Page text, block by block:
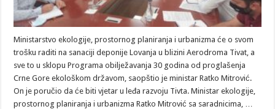
Ministarstvo ekologije, prostornog planiranja i urbanizma će o svom
trošku raditi na sanaciji deponije Lovanja u blizini Aerodroma Tivat, a
sve to u sklopu Programa obilježavanja 30 godina od proglašenja
Crne Gore ekološkom državom, saopštio je ministar Ratko Mitrović.
On je poručio da će biti vjetar u leđa razvoju Tivta. Ministar ekologije,
prostornog planiranja i urbanizma Ratko Mitrović sa saradnicima, …